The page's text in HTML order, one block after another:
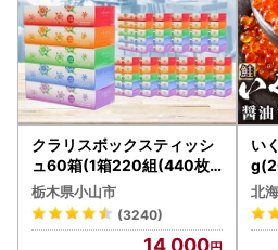
クラリスボックスティッシ
ュ60箱(1箱220組(440枚))
(5個入り×12セット)【配送
不可地域：離島・沖縄県】
【1256759】
栃木県小山市
(3240)
14,000
い
北